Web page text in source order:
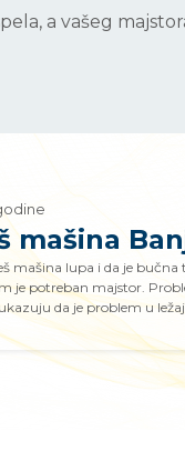
a vašeg
mašina
mašina lupa i da je bučna
je potreban majstor.
da je problem u